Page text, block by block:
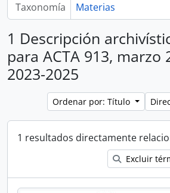
Taxonomía Materias
1 Descripción
para ACTA 913, marzo
2023-2025
Ordenar por: Título
1 resultados directamente
Excluir